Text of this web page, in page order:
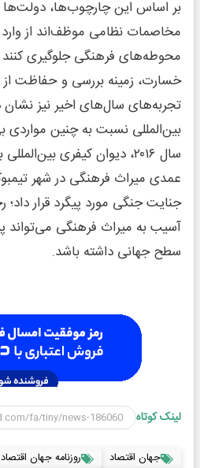
بر اساس این چارچوب‌ها،
مخاصمات نظامی موظف‌اند از
محوطه‌های فرهنگی جلوگیری
خسارت، زمینه بررسی و حفاظت از
تجربه‌های سال‌های اخیر نیز
بین‌المللی نسبت به چنین مواردی
سال ۲۰۱۶، دیوان کیفری
عمدی میراث فرهنگی در شهر
جنایت جنگی مورد پیگرد قرار
آسیب به میراث فرهنگی
سطح جهانی داشته باشد.
لینک کوتاه
جهان اقتصاد روزنامه جهان اقتصاد